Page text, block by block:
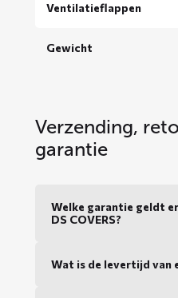
Ventilatieflappen
Gewicht
Verzending,
garantie
Welke garantie geldt
DS COVERS?
Wat is de levertijd van